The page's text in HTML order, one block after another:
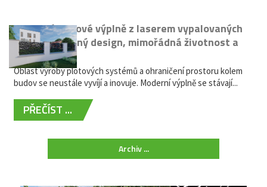
Moderní plotové výplně z laserem vypalovaných
kovů: výjimečný design, mimořádná životnost a
žádná údržba
Oblast výroby plotových systémů a ohraničení prostoru kolem
budov se neustále vyvíjí a inovuje. Moderní výplně se stávají...
PŘEČÍST ...
Archiv ...